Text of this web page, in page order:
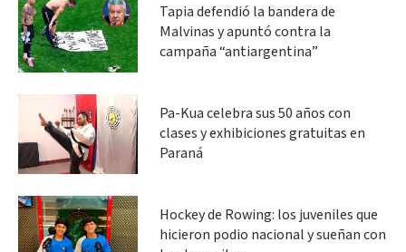
Tapia defendió la bandera de
Malvinas y apuntó contra la
campaña “antiargentina”
Pa-Kua celebra sus 50 años con
clases y exhibiciones gratuitas en
Paraná
Hockey de Rowing: los juveniles que
hicieron podio nacional y sueñan con